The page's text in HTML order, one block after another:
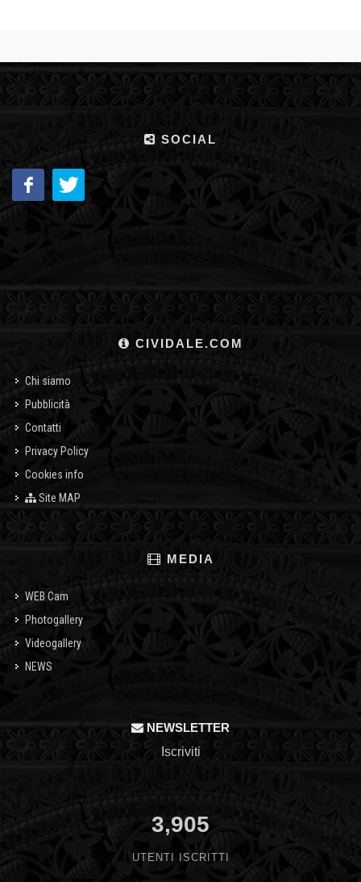
SOCIAL
CIVIDALE.COM
Chi siamo
Pubblicità
Contatti
Privacy Policy
Cookies info
Site MAP
MEDIA
WEB Cam
Photogallery
Videogallery
NEWS
NEWSLETTER
Iscriviti
3,905
UTENTI ISCRITTI